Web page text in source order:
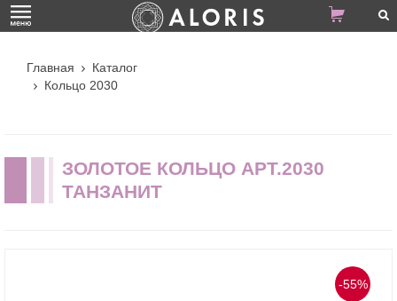
Главная
Каталог
Кольцо 2030
ЗОЛОТОЕ КОЛЬЦО АРТ.2030
ТАНЗАНИТ
-55%